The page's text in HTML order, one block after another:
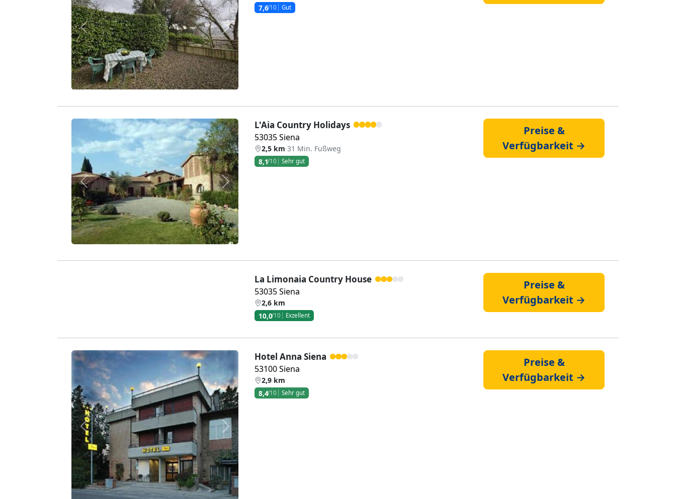
Zurück Weiter
7,6/10 Gut
Zurück Weiter
L'Aia Country Holidays
53035 Siena
2,5 km·31 Min. Fußweg
8,1/10 Sehr gut
Preise &
Verfügbarkeit →
La Limonaia Country House
53035 Siena
2,6 km
10,0/10 Exzellent
Preise &
Verfügbarkeit →
Zurück Weiter
Hotel Anna Siena
53100 Siena
2,9 km
8,4/10 Sehr gut
Preise &
Verfügbarkeit →